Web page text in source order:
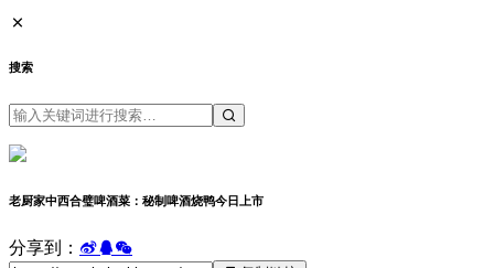
搜索
老厨家中西合璧啤酒菜：秘制啤酒烧鸭今日上市
分享到：